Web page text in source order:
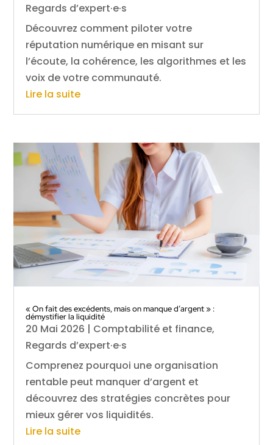
Regards d’expert·e·s
Découvrez comment piloter votre
réputation numérique en misant sur
l’écoute, la cohérence, les algorithmes et les
voix de votre communauté.
Lire la suite
« On fait des excédents, mais on manque d’argent » :
démystifier la liquidité
20 Mai 2026 | Comptabilité et finance,
Regards d’expert·e·s
Comprenez pourquoi une organisation
rentable peut manquer d’argent et
découvrez des stratégies concrètes pour
mieux gérer vos liquidités.
Lire la suite